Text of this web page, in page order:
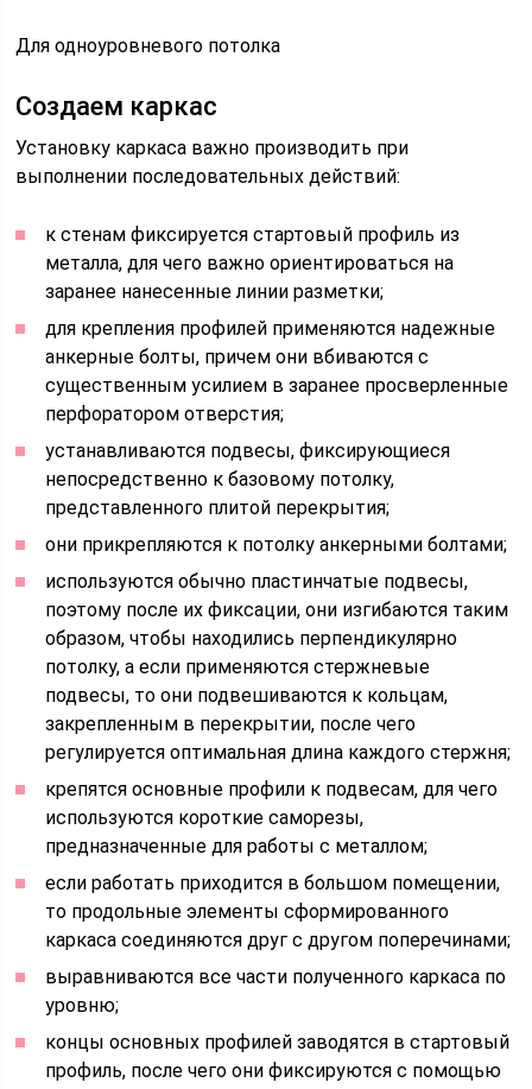
Для одноуровневого потолка
Создаем каркас
Установку каркаса важно производить при
выполнении последовательных действий:
к стенам фиксируется стартовый профиль из
металла, для чего важно ориентироваться на
заранее нанесенные линии разметки;
для крепления профилей применяются надежные
анкерные болты, причем они вбиваются с
существенным усилием в заранее просверленные
перфоратором отверстия;
устанавливаются подвесы, фиксирующиеся
непосредственно к базовому потолку,
представленного плитой перекрытия;
они прикрепляются к потолку анкерными болтами;
используются обычно пластинчатые подвесы,
поэтому после их фиксации, они изгибаются таким
образом, чтобы находились перпендикулярно
потолку, а если применяются стержневые
подвесы, то они подвешиваются к кольцам,
закрепленным в перекрытии, после чего
регулируется оптимальная длина каждого стержня;
крепятся основные профили к подвесам, для чего
используются короткие саморезы,
предназначенные для работы с металлом;
если работать приходится в большом помещении,
то продольные элементы сформированного
каркаса соединяются друг с другом поперечинами;
выравниваются все части полученного каркаса по
уровню;
концы основных профилей заводятся в стартовый
профиль, после чего они фиксируются с помощью